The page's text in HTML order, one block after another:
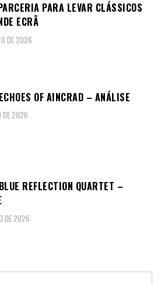
PARA LEVAR CLÁSSICOS
ECRÃ
DE 2026
OF AINCRAD – ANÁLISE
DE 2026
REFLECTION QUARTET –
DE 2026